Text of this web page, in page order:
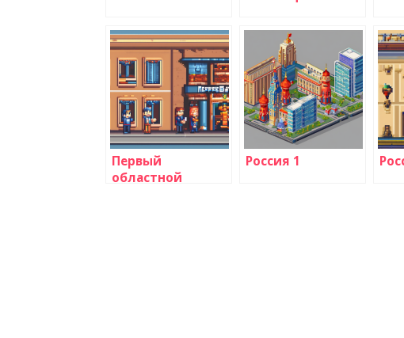
Первый
областной
Россия 1